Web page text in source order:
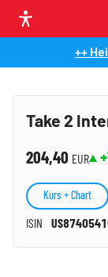
++
Take 2
204,40 EUR
ISIN
Kurs + Chart